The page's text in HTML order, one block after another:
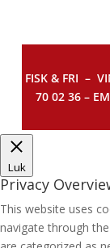
FISK & FRI –
70 02 36 –
Luk
Privacy
This website uses
navigate through